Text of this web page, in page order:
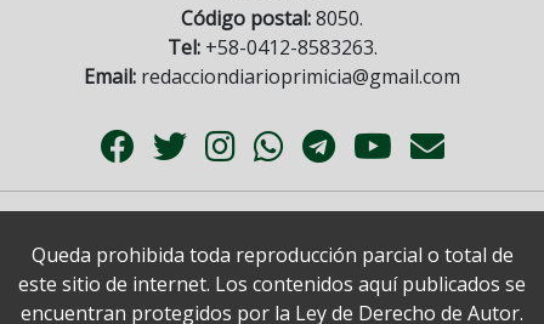
Código postal:8050.
Tel:+58-0412-8583263.
Email: redacciondiarioprimicia@gmail.com
Queda prohibida toda reproducción parcial o total de
este sitio de internet. Los contenidos aquí publicados se
encuentran protegidos por la Ley de Derecho de Autor.